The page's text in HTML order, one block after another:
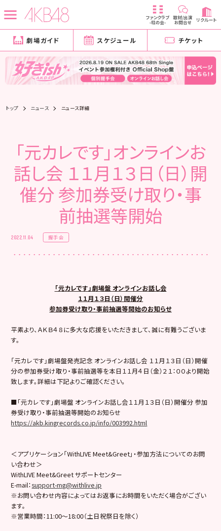
ファンクラブ
-柱の会-
取材/出演
お問合せ リクルート
劇場ガイド スケジュール チケット
トップ ニュース ニュース詳細
「元カレです」オンラインお
話し会 １１月１３日（日）開
催分 参加券受け取り・事
前抽選等開始
2022.11.04 握手会
「元カレです」劇場盤 オンラインお話し会
１１月１３日（日）開催分
参加券受け取り・事前抽選等開始のお知らせ
平素より、ＡＫＢ４８に多大な応援をいただきまして、誠に有難うございま
す。
「元カレです」劇場盤発売記念 オンラインお話し会 １１月１３日（日）開催
分の参加券受け取り・事前抽選等を本日１１月４日（金）２１：００より開始
致します。詳細は下記よりご確認ください。
■「元カレです」劇場盤 オンラインお話し会１１月１３日（日）開催分 参加
券受け取り・事前抽選等開始のお知らせ
https://akb.kingrecords.co.jp/info/003992.html
＜アプリケーション「WithLIVE Meet&Greet」・参加方法についてのお問
い合わせ＞
WithLIVE Meet&Greet サポートセンター
E-mail：support-mg@withlive.jp
※お問い合わせ内容によってはお返事にお時間をいただく場合がござい
ます。
※営業時間：11:00〜18:00（土日祝祭日を除く）